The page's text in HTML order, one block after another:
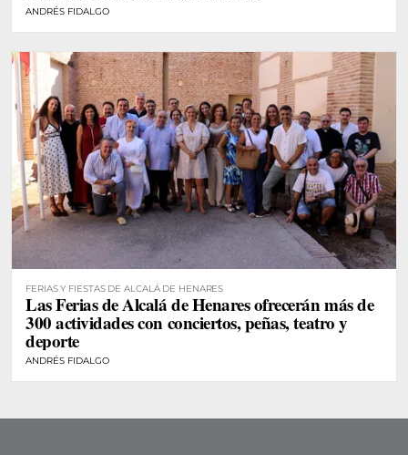
ANDRÉS FIDALGO
FERIAS Y FIESTAS DE ALCALÁ DE HENARES
Las Ferias de Alcalá de Henares ofrecerán más de
300 actividades con conciertos, peñas, teatro y
deporte
ANDRÉS FIDALGO